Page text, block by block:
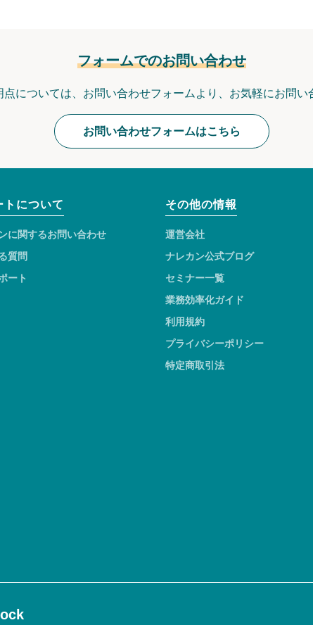
フォームでのお問い合わせ
については、 お問い合わせフォームより、 お気軽にお問い
お問い合わせフォームはこちら
トについて
に関するお問い合わせ
質問
ート
その他の情報
運営会社
ナレカン公式ブログ
セミナー一覧
業務効率化ガイド
利用規約
プライバシーポリシー
特定商取引法